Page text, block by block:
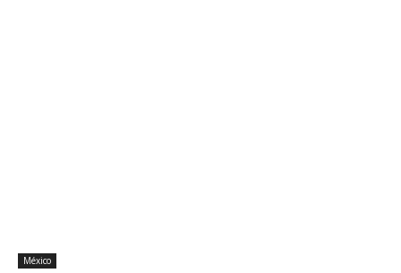
México